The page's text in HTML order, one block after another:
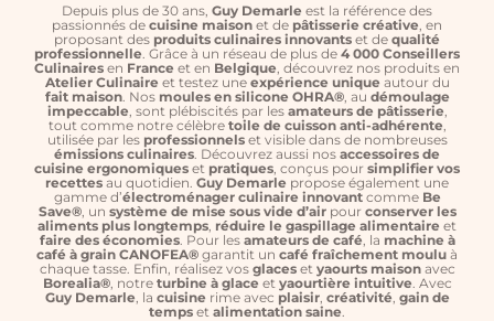
Depuis plus de 30 ans, Guy Demarle est la référence des
passionnés de cuisine maison et de pâtisserie créative , en
proposant des produits culinaires innovants et de qualité
professionnelle . Grâce à un réseau de plus de 4 000 Conseillers
Culinaires en France et en Belgique , découvrez nos produits en
Atelier Culinaire et testez une expérience unique autour du
fait maison. Nos moules en silicone OHRA®, au démoulage
impeccable , sont plébiscités par les amateurs de pâtisserie
tout comme notre célèbre toile de cuisson anti-adhérente
utilisée par les professionnelset visible dans de nombreuses
émissions culinaires . Découvrez aussi nos accessoires de
cuisine ergonomiques et pratiques , conçus pour simplifier vos
recettesau quotidien. Guy Demarle propose également une
gamme d’électroménager culinaire innovantcomme Be
Save®, un système de mise sous vide d’airpour conserver les
aliments plus longtemps réduire le gaspillage alimentaire et
faire des économies. Pour les amateurs de café , la machine à
café à grain CANOFEA® garantit un café fraîchement moulu à
chaque tasse. Enfin, réalisez vos glaceset yaourts maisonavec
Borealia®, notre turbine à glace et yaourtière intuitive . Avec
Guy Demarle , la cuisine rime avec plaisir, créativité gain de
temps et alimentation saine